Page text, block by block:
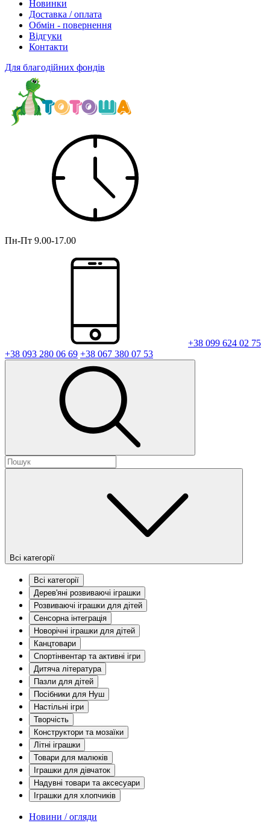
Новинки
Доставка / оплата
Обмін - повернення
Відгуки
Контакти
Для благодійних фондів
Пн-Пт 9.00-17.00
+38 099 624 02 75
+38 093 280 06 69 +38 067 380 07 53
Всі категорії
Всі категорії
Дерев'яні розвиваючі іграшки
Розвиваючі іграшки для дітей
Сенсорна інтеграція
Новорічні іграшки для дітей
Канцтовари
Спортінвентар та активні ігри
Дитяча література
Пазли для дітей
Посібники для Нуш
Настільні ігри
Творчість
Конструктори та мозаїки
Літні іграшки
Товари для малюків
Іграшки для дівчаток
Надувні товари та аксесуари
Іграшки для хлопчиків
Новини / огляди